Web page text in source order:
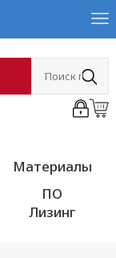
Материалы
ПО
Лизинг